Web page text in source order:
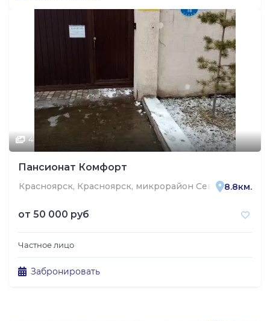
4
Пансионат Комфорт
Красноярск, Красноярск, микрорайон Северный,
8.8км.
от 50 000 руб
Частное лицо
Забронировать